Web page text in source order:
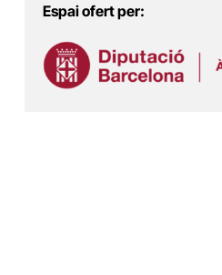
Espai ofert per: